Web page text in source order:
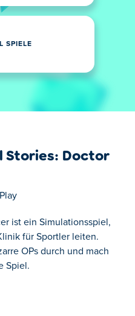
SPIELE
Stories: Doctor
ist ein Simulationsspiel,
für Sportler leiten.
OPs durch und mach
Spiel.